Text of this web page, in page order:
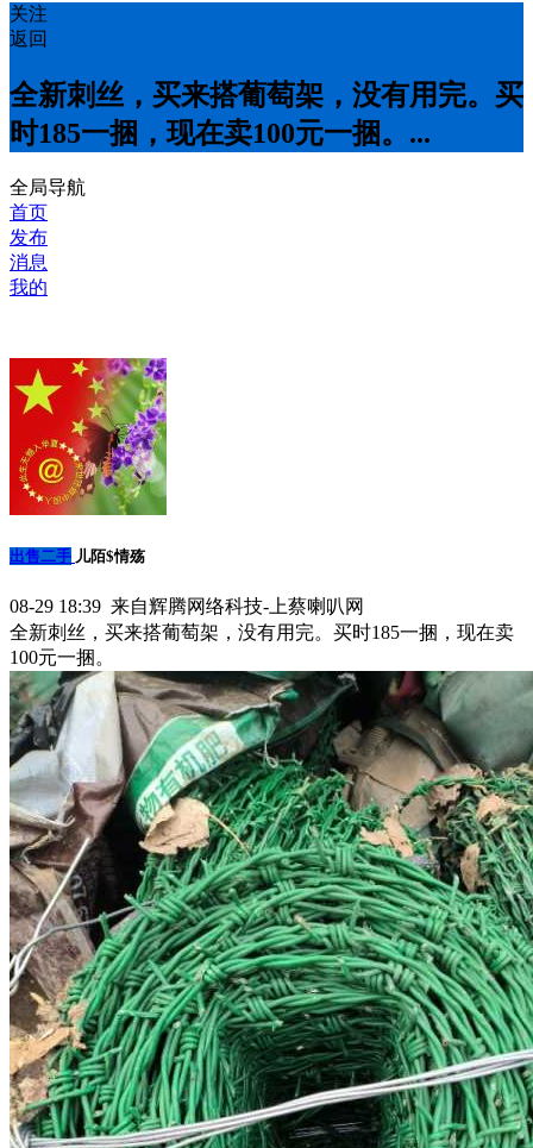
关注
返回
全新刺丝，买来搭葡萄架，没有用完。买
时185一捆，现在卖100元一捆。...
全局导航
首页
发布
消息
我的
出售二手 儿陌$情殇
08-29 18:39 来自辉腾网络科技-上蔡喇叭网
全新刺丝，买来搭葡萄架，没有用完。买时185一捆，现在卖
100元一捆。